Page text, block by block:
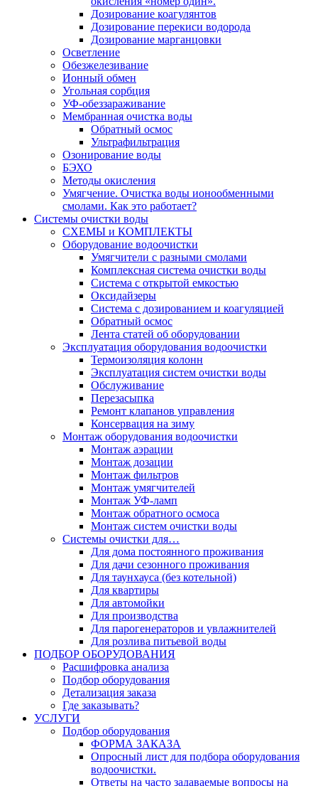
Дозирование коагулянтов
Дозирование перекиси водорода
Дозирование марганцовки
Осветление
Обезжелезивание
Ионный обмен
Угольная сорбция
УФ-обеззараживание
Мембранная очистка воды
Обратный осмос
Ультрафильтрация
Озонирование воды
БЭХО
Методы окисления
Умягчение. Очистка воды ионообменными
смолами. Как это работает?
Системы очистки воды
СХЕМЫ и КОМПЛЕКТЫ
Оборудование водоочистки
Умягчители с разными смолами
Комплексная система очистки воды
Система с открытой емкостью
Оксидайзеры
Система с дозированием и коагуляцией
Обратный осмос
Лента статей об оборудовании
Эксплуатация оборудования водоочистки
Термоизоляция колонн
Эксплуатация систем очистки воды
Обслуживание
Перезасыпка
Ремонт клапанов управления
Консервация на зиму
Монтаж оборудования водоочистки
Монтаж аэрации
Монтаж дозации
Монтаж фильтров
Монтаж умягчителей
Монтаж УФ-ламп
Монтаж обратного осмоса
Монтаж систем очистки воды
Системы очистки для…
Для дома постоянного проживания
Для дачи сезонного проживания
Для таунхауса (без котельной)
Для квартиры
Для автомойки
Для производства
Для парогенераторов и увлажнителей
Для розлива питьевой воды
ПОДБОР ОБОРУДОВАНИЯ
Расшифровка анализа
Подбор оборудования
Детализация заказа
Где заказывать?
УСЛУГИ
Подбор оборудования
ФОРМА ЗАКАЗА
Опросный лист для подбора оборудования
водоочистки.
Ответы на часто задаваемые вопросы на